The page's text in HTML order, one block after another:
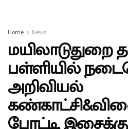
Home News
மயிலாடுதுறை
பள்ளியில்
அறிவியல்